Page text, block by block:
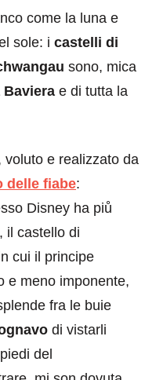
come la luna e
sole: i castelli di
sono, mica
e di tutta la
e realizzato da
delle fiabe:
Disney ha piů
il castello di
cui il principe
e meno imponente,
fra le buie
di vistarli
del